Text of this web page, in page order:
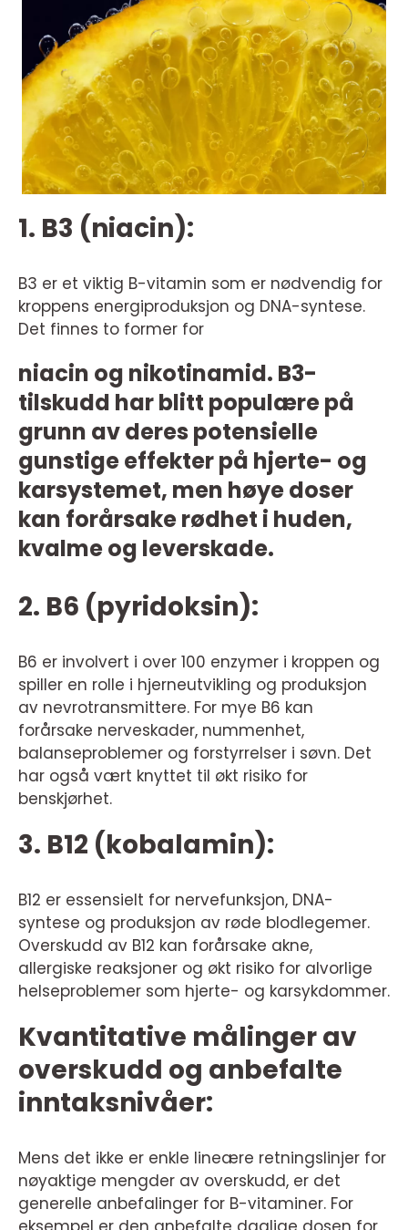
1. B3 (niacin):
B3 er et viktig B-vitamin som er nødvendig for
kroppens energiproduksjon og DNA-syntese.
Det finnes to former for
niacin og nikotinamid. B3-
tilskudd har blitt populære på
grunn av deres potensielle
gunstige effekter på hjerte- og
karsystemet, men høye doser
kan forårsake rødhet i huden,
kvalme og leverskade.
2. B6 (pyridoksin):
B6 er involvert i over 100 enzymer i kroppen og
spiller en rolle i hjerneutvikling og produksjon
av nevrotransmittere. For mye B6 kan
forårsake nerveskader, nummenhet,
balanseproblemer og forstyrrelser i søvn. Det
har også vært knyttet til økt risiko for
benskjørhet.
3. B12 (kobalamin):
B12 er essensielt for nervefunksjon, DNA-
syntese og produksjon av røde blodlegemer.
Overskudd av B12 kan forårsake akne,
allergiske reaksjoner og økt risiko for alvorlige
helseproblemer som hjerte- og karsykdommer.
Kvantitative målinger av
overskudd og anbefalte
inntaksnivåer:
Mens det ikke er enkle lineære retningslinjer for
nøyaktige mengder av overskudd, er det
generelle anbefalinger for B-vitaminer. For